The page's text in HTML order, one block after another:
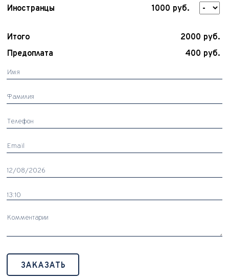
Иностранцы
1000 руб.
Итого
2000 руб.
Предоплата
400 руб.